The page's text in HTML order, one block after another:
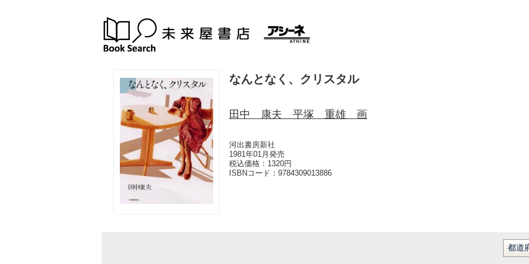
なんとなく、クリスタル
田中 康夫 平塚 重雄 画
河出書房新社
1981年01月発売
税込価格：1320円
ISBNコード： 9784309013886